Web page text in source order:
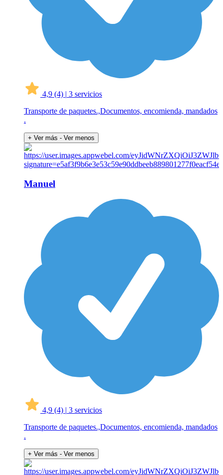
4,9 (4) | 3 servicios
Transporte de paquetes.,Documentos, encomienda, mandados
.
+ Ver más - Ver menos
Manuel
4,9 (4) | 3 servicios
Transporte de paquetes.,Documentos, encomienda, mandados
.
+ Ver más - Ver menos